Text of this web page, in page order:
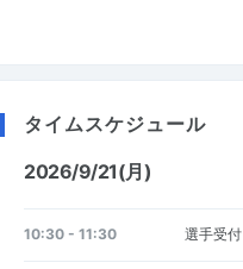
タイムスケジュール
2026/9/21(月)
10:30 - 11:30 選手受付